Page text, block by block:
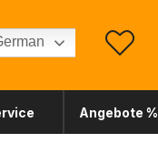
Angebote %